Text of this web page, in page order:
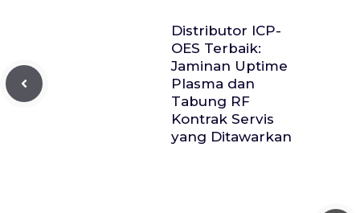
Distributor ICP-
OES Terbaik:
Jaminan Uptime
Plasma dan
Tabung RF
Kontrak Servis
yang Ditawarkan